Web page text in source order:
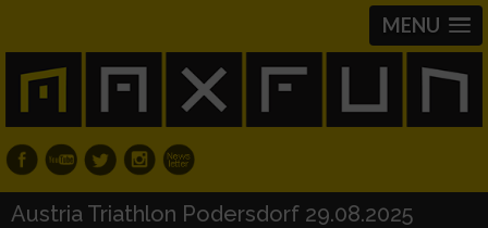
MENU
Austria Triathlon Podersdorf 29.08.2025